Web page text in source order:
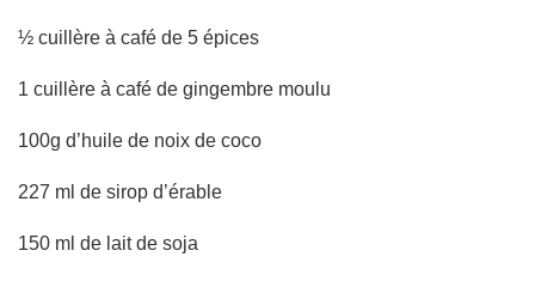
½ cuillère à café de 5 épices
1 cuillère à café de gingembre moulu
100g d’huile de noix de coco
227 ml de sirop d’érable
150 ml de lait de soja